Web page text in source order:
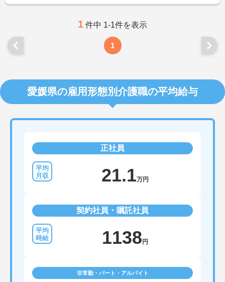
1 件中 1-1件を表示
1
愛媛県の雇用形態別介護職の平均給与
正社員
21.1万円
契約社員・嘱託社員
1138 円
非常勤・パート・アルバイト